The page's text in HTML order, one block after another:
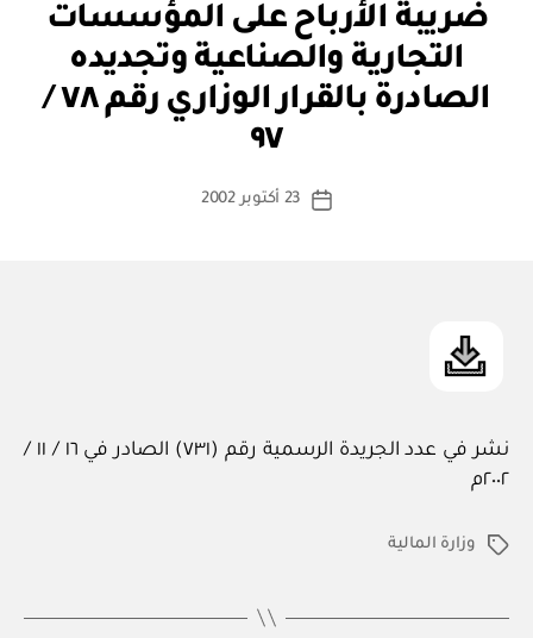
ضريبة الأرباح على المؤسسات
التجارية والصناعية وتجديده
الصادرة بالقرار الوزاري رقم ٧٨ /
٩٧
كاتب
ة
تاريخ
23 أكتوبر 2002
نشر في عدد الجريدة الرسمية رقم (٧٣١) الصادر في ١٦ / ١١ /
٢٠٠٢م
الوسوموزارة المالية